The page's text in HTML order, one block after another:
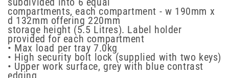
compartments, each compartment - w 190mm x
d 132mm offering 220mm
storage height (5.5 Litres). Label holder
provided for each compartment
• Max load per tray 7.0kg
• High security bolt lock (supplied with two keys)
• Upper work surface, grey with blue contrast
edging